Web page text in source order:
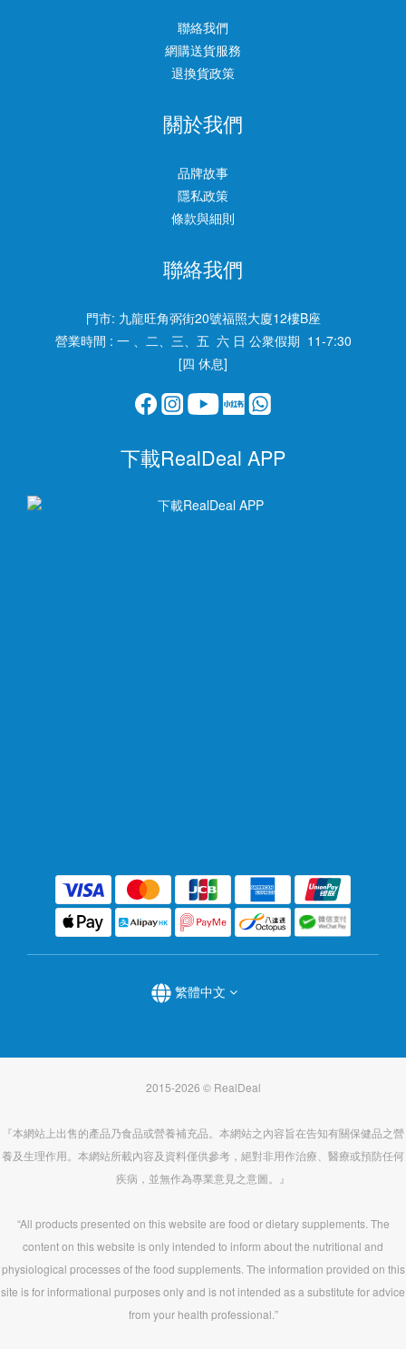
聯絡我們
網購送貨服務
退換貨政策
關於我們
品牌故事
隱私政策
條款與細則
聯絡我們
門市: 九龍旺角弼街20號福照大廈12樓B座
營業時間 : 一 、二、三、五 六 日 公衆假期 11-7:30
[四 休息]
下載RealDeal APP
繁體中文
2015-2026 © RealDeal
『本網站上出售的產品乃食品或營養補充品。本網站之內容旨在告知有關保健品之營
養及生理作用。本網站所載內容及資料僅供參考，絕對非用作治療、醫療或預防任何
疾病，並無作為專業意見之意圖。』
“All products presented on this website are food or dietary supplements. The
content on this website is only intended to inform about the nutritional and
physiological processes of the food supplements. The information provided on this
site is for informational purposes only and is not intended as a substitute for advice
from your health professional.”